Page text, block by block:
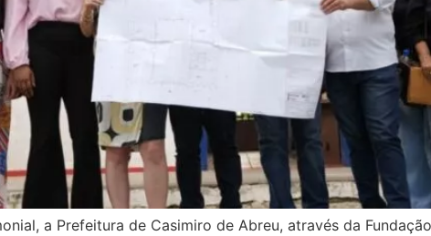
a Prefeitura de Casimiro de Abreu, através da